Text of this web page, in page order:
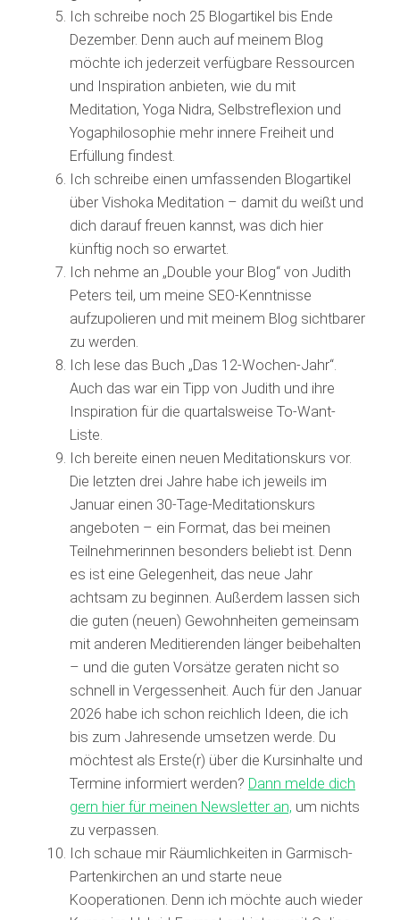
Ich schreibe noch 25 Blogartikel bis Ende
Dezember. Denn auch auf meinem Blog
möchte ich jederzeit verfügbare Ressourcen
und Inspiration anbieten, wie du mit
Meditation, Yoga Nidra, Selbstreflexion und
Yogaphilosophie mehr innere Freiheit und
Erfüllung findest.
Ich schreibe einen umfassenden Blogartikel
über Vishoka Meditation – damit du weißt und
dich darauf freuen kannst, was dich hier
künftig noch so erwartet.
Ich nehme an „Double your Blog“ von Judith
Peters teil, um meine SEO-Kenntnisse
aufzupolieren und mit meinem Blog sichtbarer
zu werden.
Ich lese das Buch „Das 12-Wochen-Jahr“.
Auch das war ein Tipp von Judith und ihre
Inspiration für die quartalsweise To-Want-
Liste.
Ich bereite einen neuen Meditationskurs vor.
Die letzten drei Jahre habe ich jeweils im
Januar einen 30-Tage-Meditationskurs
angeboten – ein Format, das bei meinen
Teilnehmerinnen besonders beliebt ist. Denn
es ist eine Gelegenheit, das neue Jahr
achtsam zu beginnen. Außerdem lassen sich
die guten (neuen) Gewohnheiten gemeinsam
mit anderen Meditierenden länger beibehalten
– und die guten Vorsätze geraten nicht so
schnell in Vergessenheit. Auch für den Januar
2026 habe ich schon reichlich Ideen, die ich
bis zum Jahresende umsetzen werde. Du
möchtest als Erste(r) über die Kursinhalte und
Termine informiert werden? Dann melde dich
gern hier für meinen Newsletter an, um nichts
zu verpassen.
Ich schaue mir Räumlichkeiten in Garmisch-
Partenkirchen an und starte neue
Kooperationen. Denn ich möchte auch wieder